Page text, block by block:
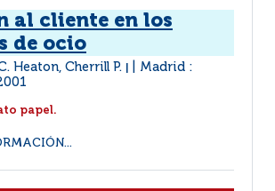
al cliente en los
de ocio
Heaton, Cherrill P.
Madrid :
papel.